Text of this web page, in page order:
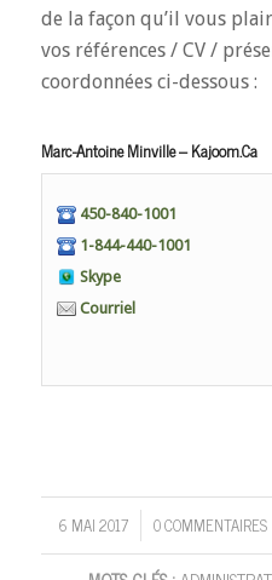
de la façon qu’il vous
vos références / CV /
coordonnées ci-dessous :
Marc-Antoine Minville – Kajoom.Ca
450-840-1001
1-844-440-1001
Skype
Courriel
6 MAI 2017
/ 0 COMMENTAIRES
/